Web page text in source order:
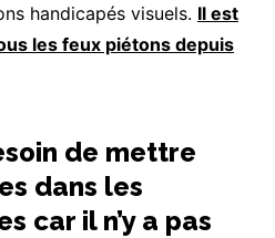
handicapés visuels. Il est
les feux piétons depuis
de mettre
dans les
car il n’y a pas